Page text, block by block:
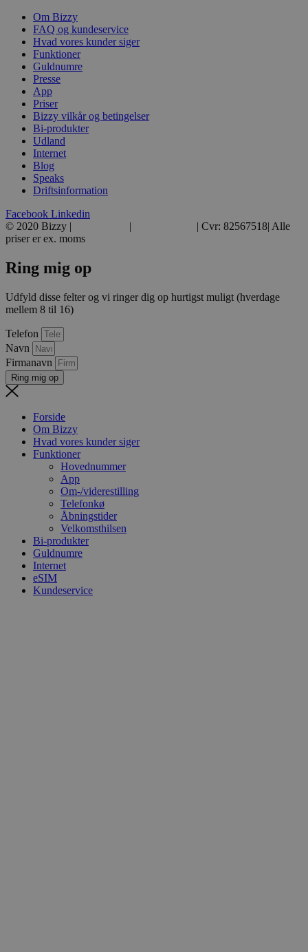
Om Bizzy
FAQ og kundeservice
Hvad vores kunder siger
Funktioner
Guldnumre
Presse
App
Priser
Bizzy vilkår og betingelser
Bi-produkter
Udland
Internet
Blog
Speaks
Driftsinformation
Facebook Linkedin
© 2020 Bizzy |
|
| Cvr: 82567518| Alle
priser er ex. moms
Ring mig op
Udfyld disse felter og vi ringer dig op hurtigst muligt (hverdage
mellem 8 til 16)
Telefon
Navn
Firmanavn
Ring mig op
Forside
Om Bizzy
Hvad vores kunder siger
Funktioner
Hovednummer
App
Om-/viderestilling
Telefonkø
Åbningstider
Velkomsthilsen
Bi-produkter
Guldnumre
Internet
eSIM
Kundeservice